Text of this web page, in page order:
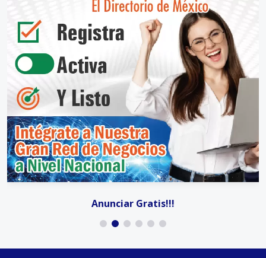
Anunciar Gratis!!!